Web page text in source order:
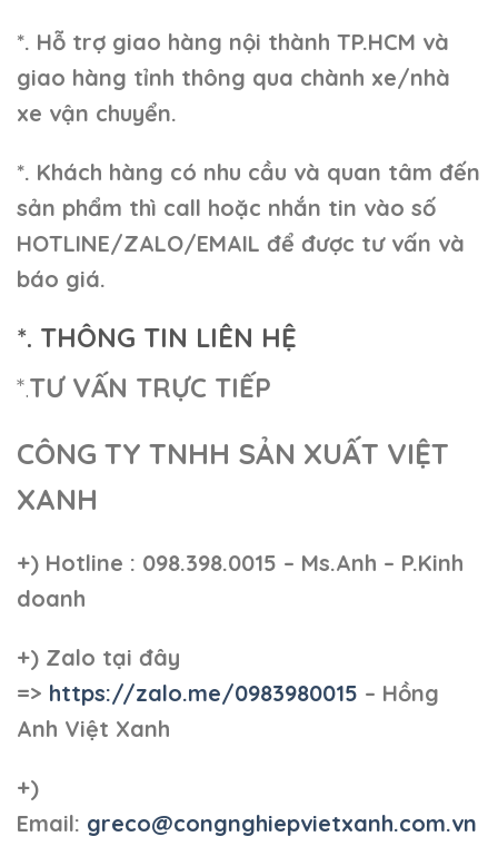
*. Hỗ trợ giao hàng nội thành TP.HCM và
giao hàng tỉnh thông qua chành xe/nhà
xe vận chuyển.
*. Khách hàng có nhu cầu và quan tâm đến
sản phẩm thì call hoặc nhắn tin vào số
HOTLINE/ZALO/EMAIL để được tư vấn và
báo giá.
*. THÔNG TIN LIÊN HỆ
*.TƯ VẤN TRỰC TIẾP
CÔNG TY TNHH SẢN XUẤT VIỆT
XANH
+) Hotline : 098.398.0015 – Ms.Anh – P.Kinh
doanh
+) Zalo tại đây
=> https://zalo.me/0983980015 – Hồng
Anh Việt Xanh
+)
Email: greco@congnghiepvietxanh.com.vn